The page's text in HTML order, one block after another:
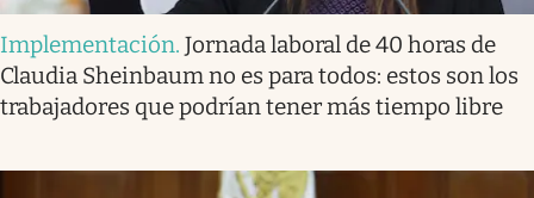
Implementación. Jornada laboral de 40 horas de
Claudia Sheinbaum no es para todos: estos son los
trabajadores que podrían tener más tiempo libre